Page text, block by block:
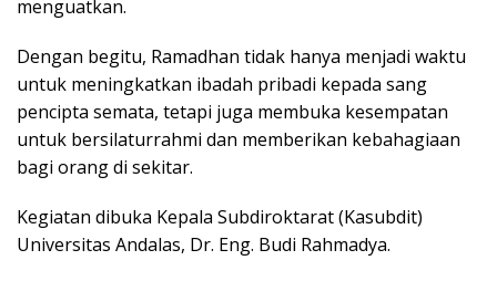
menguatkan.
Dengan begitu, Ramadhan tidak hanya menjadi waktu
untuk meningkatkan ibadah pribadi kepada sang
pencipta semata, tetapi juga membuka kesempatan
untuk bersilaturrahmi dan memberikan kebahagiaan
bagi orang di sekitar.
Kegiatan dibuka Kepala Subdiroktarat (Kasubdit)
Universitas Andalas, Dr. Eng. Budi Rahmadya.